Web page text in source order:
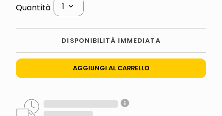
Quantità 1
DISPONIBILITÀ IMMEDIATA
AGGIUNGI AL CARRELLO